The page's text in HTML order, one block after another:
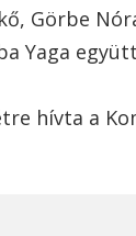
Görbe
Yaga
hívta a